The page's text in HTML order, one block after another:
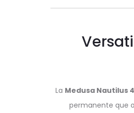
La Medusa Nautilus
permanente que